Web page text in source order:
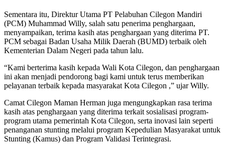
Sementara itu, Direktur Utama PT Pelabuhan Cilegon Mandiri
(PCM) Muhammad Willy, salah satu penerima penghargaan,
menyampaikan, terima kasih atas penghargaan yang diterima PT.
PCM sebagai Badan Usaha Milik Daerah (BUMD) terbaik oleh
Kementerian Dalam Negeri pada tahun lalu.
“Kami berterima kasih kepada Wali Kota Cilegon, dan penghargaan
ini akan menjadi pendorong bagi kami untuk terus memberikan
pelayanan terbaik kepada masyarakat Kota Cilegon ,” ujar Willy.
Camat Cilegon Maman Herman juga mengungkapkan rasa terima
kasih atas penghargaan yang diterima terkait sosialisasi program-
program utama pemerintah Kota Cilegon, serta inovasi lain seperti
penanganan stunting melalui program Kepedulian Masyarakat untuk
Stunting (Kamus) dan Program Validasi Terintegrasi.